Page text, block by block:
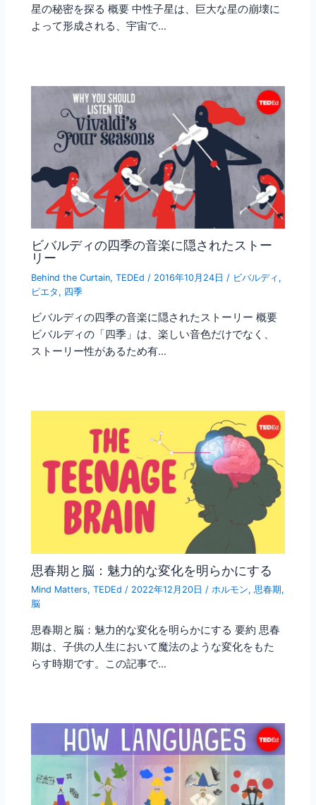
星の秘密を探る 概要 中性子星は、巨大な星の崩壊に
よって形成される、宇宙で…
ビバルディの四季の音楽に隠されたストー
リー
Behind the Curtain,TEDEd / 2016年10月24日 / ビバルディ ,
ピエタ , 四季
ビバルディの四季の音楽に隠されたストーリー 概要
ビバルディの「四季」は、楽しい音色だけでなく、
ストーリー性があるため有…
思春期と脳：魅力的な変化を明らかにする
Mind Matters,TEDEd / 2022年12月20日/ホルモン,思春期,
脳
思春期と脳：魅力的な変化を明らかにする 要約 思春
期は、子供の人生において魔法のような変化をもた
らす時期です。この記事で…